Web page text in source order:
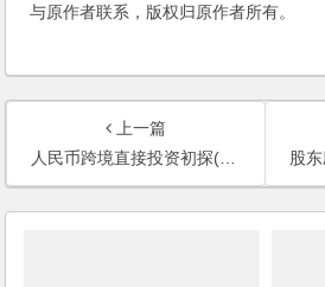
与原作者联系，版权归原作者所有。
上一篇
人民币跨境直接投资初探(2011)
股东应对